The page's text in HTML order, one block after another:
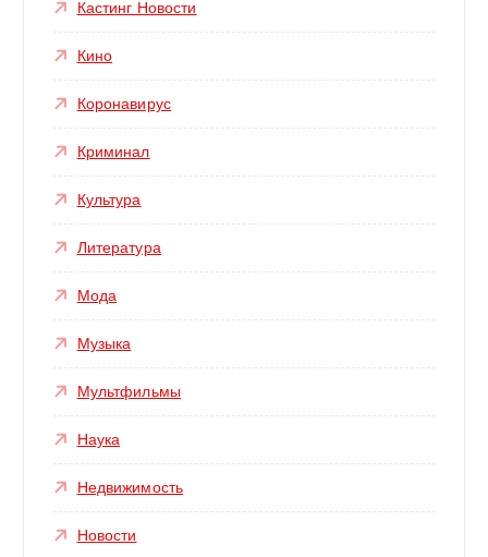
Кастинг Новости
Кино
Коронавирус
Криминал
Культура
Литература
Мода
Музыка
Мультфильмы
Наука
Недвижимость
Новости